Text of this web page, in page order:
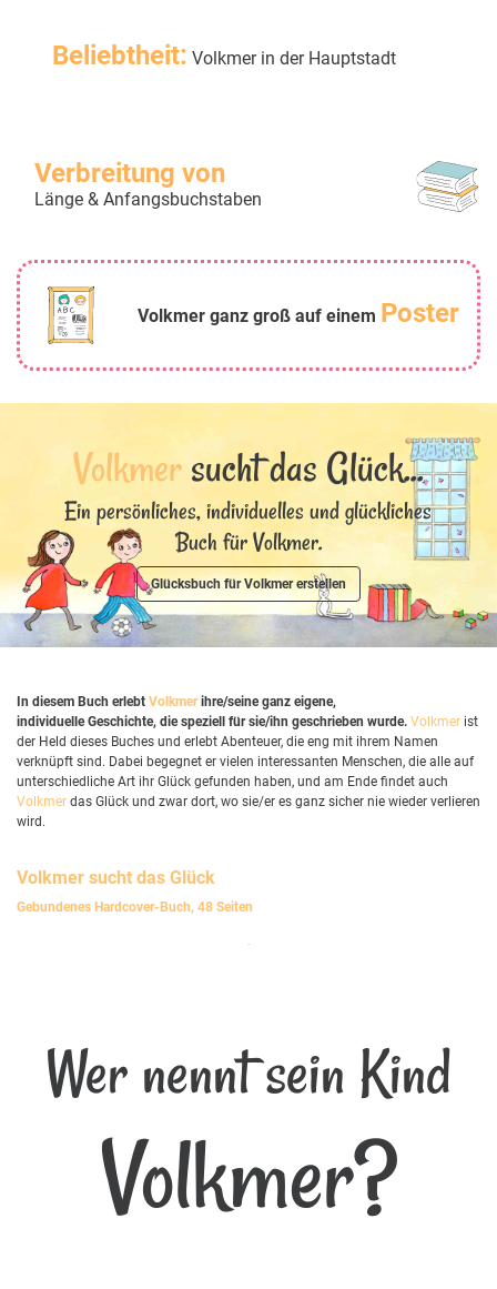
Beliebtheit: Volkmer in der Hauptstadt
Verbreitung von
Länge & Anfangsbuchstaben
Volkmer ganz groß auf einem Poster
Volkmersucht das Glück...
Ein persönliches, individuelles und glückliches
Buch für Volkmer.
Glücksbuch für Volkmer erstellen
In diesem Buch erlebt Volkmerihre/seine ganz eigene,
individuelle Geschichte, die speziell für sie/ihn geschrieben wurde. Volkmer ist
der Held dieses Buches und erlebt Abenteuer, die eng mit ihrem Namen
verknüpft sind. Dabei begegnet er vielen interessanten Menschen, die alle auf
unterschiedliche Art ihr Glück gefunden haben, und am Ende findet auch
Volkmer das Glück und zwar dort, wo sie/er es ganz sicher nie wieder verlieren
wird.
Volkmer sucht das Glück
Gebundenes Hardcover-Buch, 48 Seiten
Wer nennt sein Kind
Volkmer?